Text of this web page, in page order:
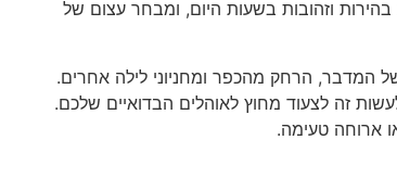
וזהובות בשעות היום, ומבחר עצום של
של המדבר, הרחק מהכפר ומחניוני לילה אחרים.
זה לצעוד מחוץ לאוהלים הבדואיים שלכם.
ארוחה טעימה.